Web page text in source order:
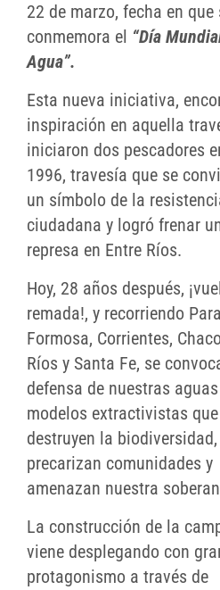
22 de marzo, fecha en que
conmemora el “Día
Agua”.
Esta nueva iniciativa,
inspiración en aquella
iniciaron dos pescadores
1996, travesía que se
un símbolo de la
ciudadana y logró frenar
represa en Entre Ríos.
Hoy, 28 años después,
remada!, y recorriendo
Formosa, Corrientes,
Ríos y Santa Fe, se
defensa de nuestras
modelos extractivistas que
destruyen la biodiversidad,
precarizan comunidades y
amenazan nuestra
La construcción de la
viene desplegando con
protagonismo a través de